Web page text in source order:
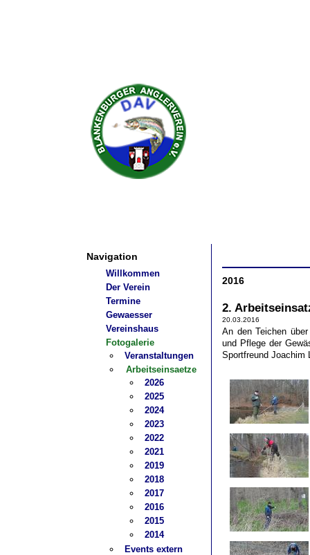
Navigation
Willkommen
Der Verein
Termine
Gewaesser
Vereinshaus
Fotogalerie
Veranstaltungen
Arbeitseinsaetze
2026
2025
2024
2023
2022
2021
2019
2018
2017
2016
2015
2014
Events extern
2016
2.
20.03.2016
An den Teichen
und Pflege der
Sportfreund Joachim